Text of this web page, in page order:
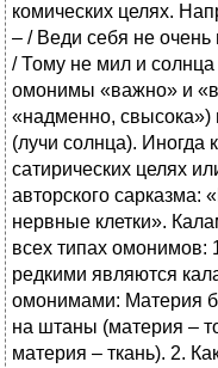
комических целях.
– / Веди себя не очень
/ Тому не мил и
омонимы «важно» и
«надменно, свысока»)
(лучи солнца). Иногда
сатирических целях
авторского сарказма:
нервные клетки».
всех типах
редкими являются
омонимами: Материя
на штаны (материя –
материя – ткань). 2.